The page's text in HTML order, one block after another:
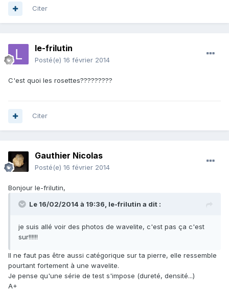
Citer
le-frilutin
Posté(e) 16 février 2014
C'est quoi les rosettes?????????
Citer
Gauthier Nicolas
Posté(e) 16 février 2014
Bonjour le-frilutin,
Le 16/02/2014 à 19:36, le-frilutin a dit :
je suis allé voir des photos de wavelite, c'est pas ça c'est
sur!!!!!!
Il ne faut pas être aussi catégorique sur ta pierre, elle ressemble
pourtant fortement à une wavelite.
Je pense qu'une série de test s'impose (dureté, densité...)
A+